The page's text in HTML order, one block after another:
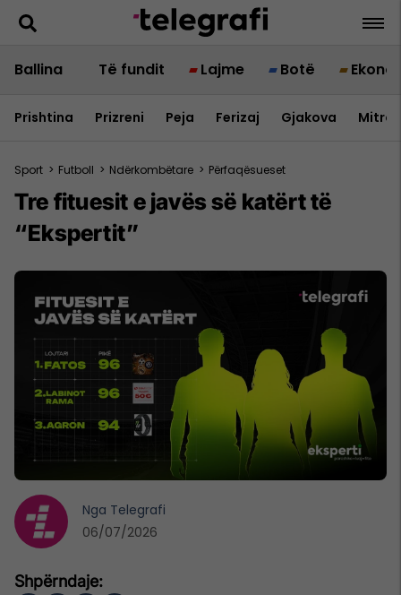
Ballina Të fundit Lajme Botë
Prishtina Prizreni Peja Ferizaj Gjakova
Sport > Futboll > Ndërkombëtare > Përfaqësueset
Tre fituesit e javës së katërt të
“Ekspertit”
Nga Telegrafi
06/07/2026